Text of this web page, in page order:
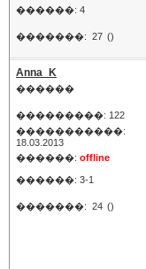
������: 4
�������: 27 ()
Anna_K
������
���������: 122
�����������:
18.03.2013
������: offline
������: 3-1
�������: 24 ()